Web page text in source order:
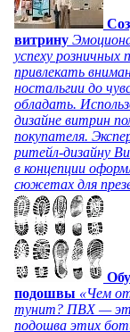
витрину
успеху
привлекать
ностальгии до
обладать.
дизайне витрин
покупателя.
ритейл-дизайну
в концепции
сюжетах для
подошвы «Чем
тунит? ПВХ — это
подошва этих